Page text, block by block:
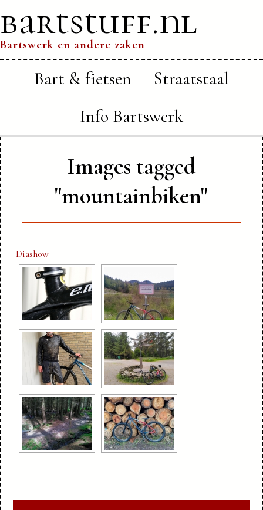
bartstuff.nl
Bartswerk en andere zaken
Bart & fietsen
Straatstaal
Info Bartswerk
Images tagged
"mountainbiken"
Diashow